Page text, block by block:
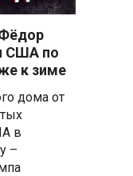
США по
к зиме
дома от
в
–